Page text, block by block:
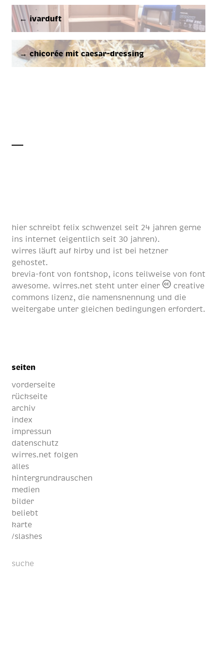
← ivarduft
→ chicorée mit caesar-dressing
hier schreibt felix schwenzel seit 24 jahren gerne
ins internet (eigentlich seit 30 jahren).
wirres läuft auf kirby und ist bei hetzner
gehostet.
brevia-font von fontshop, icons teilweise von font
awesome. wirres.net steht unter einer
creative
commons lizenz, die namensnennung und die
weitergabe unter gleichen bedingungen erfordert.
seiten
vorderseite
rückseite
archiv
index
impressun
datenschutz
wirres.net folgen
alles
hintergrundrauschen
medien
bilder
beliebt
karte
/slashes